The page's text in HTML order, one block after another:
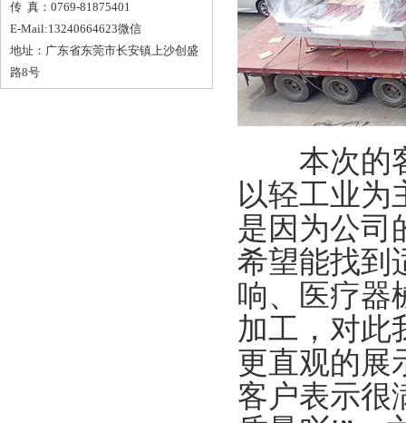
传 真：0769-81875401
E-Mail:13240664623微信
地址：广东省东莞市长安镇上沙创盛
路8号
本次的客
以轻工业为
是因为公司
希望能找到
响、医疗器
加工，对此
更直观的展
客户表示很